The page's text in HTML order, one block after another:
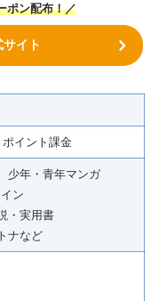
ポン配布！／
イト
イント課金
少年・青年マンガ
ン
・実用書
ナなど